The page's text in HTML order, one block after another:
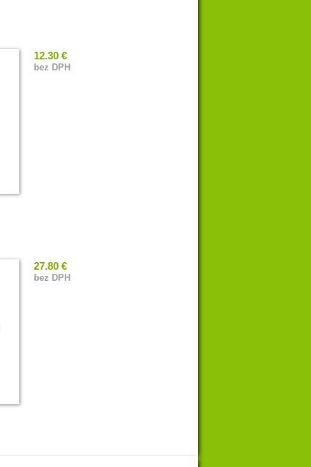
12.30 €
bez DPH
27.80 €
bez DPH